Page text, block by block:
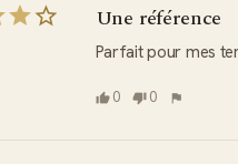
Une référence
Parfait pour mes
0 0